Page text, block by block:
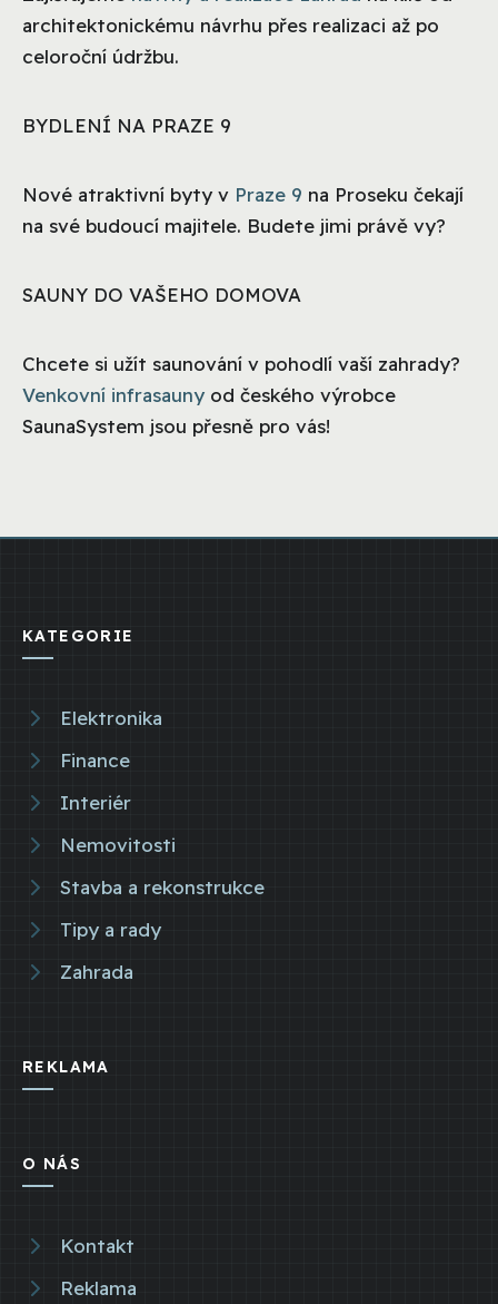
architektonickému návrhu přes realizaci až po
celoroční údržbu.
BYDLENÍ NA PRAZE 9
Nové atraktivní byty v Praze 9 na Proseku čekají
na své budoucí majitele. Budete jimi právě vy?
SAUNY DO VAŠEHO DOMOVA
Chcete si užít saunování v pohodlí vaší zahrady?
Venkovní infrasauny od českého výrobce
SaunaSystem jsou přesně pro vás!
KATEGORIE
Elektronika
Finance
Interiér
Nemovitosti
Stavba a rekonstrukce
Tipy a rady
Zahrada
REKLAMA
O NÁS
Kontakt
Reklama